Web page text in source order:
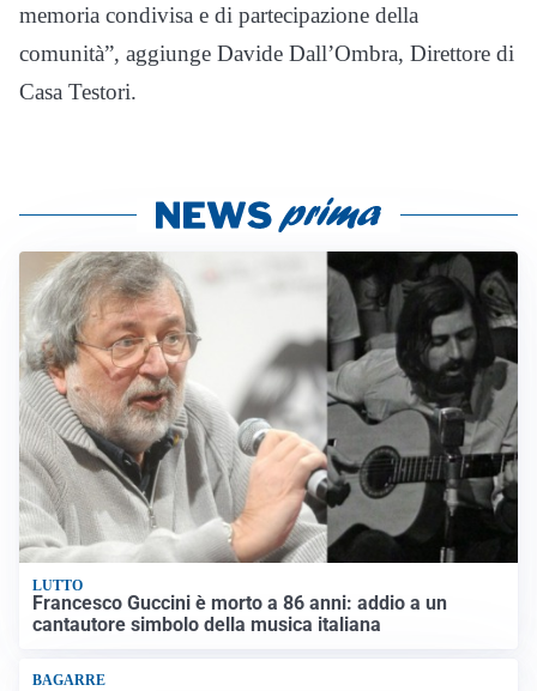
memoria condivisa e di partecipazione della
comunità”, aggiunge Davide Dall’Ombra, Direttore di
Casa Testori.
LUTTO
Francesco Guccini è morto a 86 anni: addio a un
cantautore simbolo della musica italiana
BAGARRE